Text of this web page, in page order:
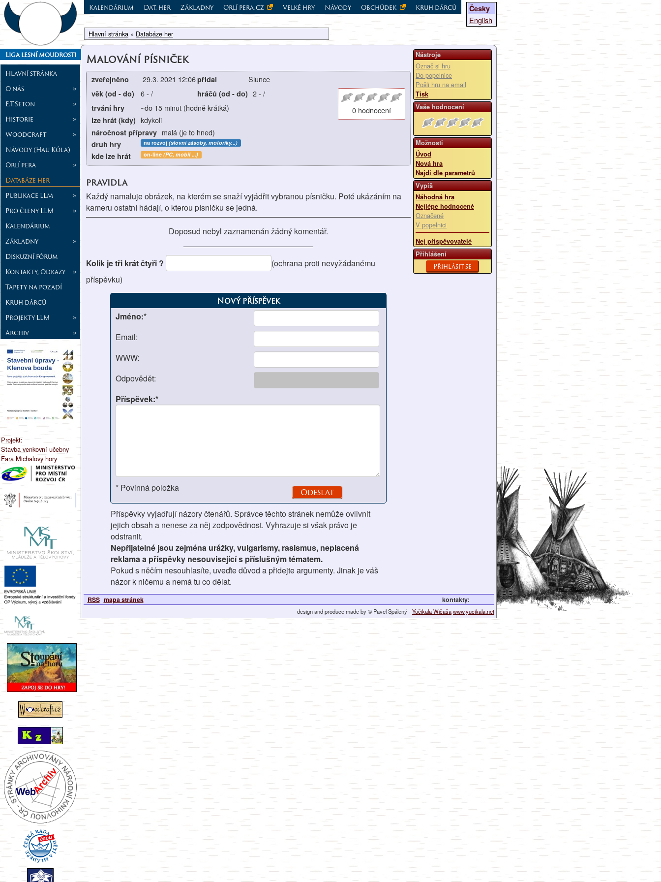
Liga lesní moudrosti
Hlavní stránka
O nás
»
E.T.Seton
»
Historie
»
Woodcraft
»
Návody (Hau Kóla)
Orlí pera
»
Databáze her
Publikace LLM
»
Pro členy LLM
»
Kalendárium
Základny
»
Diskuzní fórum
Kontakty, Odkazy
»
Tapety na pozadí
Kruh dárců
Projekty LLM
»
Archiv
»
Projekt:
Stavba venkovní učebny
Fara Michalovy hory
Česky
English
Kalendárium Dat. her Základny Orlí pera.cz Velké hry Návody Obchůdek Kruh dárců
Hlavní stránka » Databáze her
Nástroje
Označ si hru
Do popelnice
Pošli hru na email
Tisk
Vaše hodnocení
Možnosti
Úvod
Nová hra
Najdi dle parametrů
Vypiš
Náhodná hra
Nejlépe hodnocené
Označené
V popelnici
Nej přispěvovatelé
Přihlášení
Přihlásit se
Malování písniček
zveřejněno 29.3. 2021 12:06přidal Slunce
0 hodnocení
věk (od - do) 6- / hráčů (od - do) 2- /
trvání hry ~do 15 minut (hodně krátká)
lze hrát (kdy) kdykoli
náročnost přípravy malá (je to hned)
druh hry na rozvoj(slovní zásoby, motoriky...)
kde lze hrát on-line(PC, mobil ...)
pravidla
Každý namaluje obrázek, na kterém se snaží vyjádřit vybranou písničku. Poté ukázáním na
kameru ostatní hádají, o kterou písničku se jedná.
Doposud nebyl zaznamenán žádný komentář.
Kolik je tři krát čtyři ?
(ochrana proti nevyžádanému
příspěvku)
Nový příspěvek
Jméno:*
Email:
WWW:
Odpovědět:
Příspěvek:*
* Povinná položka
Příspěvky vyjadřují názory čtenářů. Správce těchto stránek nemůže ovlivnit
jejich obsah a nenese za něj zodpovědnost. Vyhrazuje si však právo je
odstranit.
Nepřijatelné jsou zejména urážky, vulgarismy, rasismus, neplacená
reklama a příspěvky nesouvisející s příslušným tématem.
Pokud s něčím nesouhlasíte, uveďte důvod a přidejte argumenty. Jinak je váš
názor k ničemu a nemá tu co dělat.
RSS mapa stránek kontakty:
design and produce made by © Pavel Spálený -Yučikala Wičašawww.yucikala.net